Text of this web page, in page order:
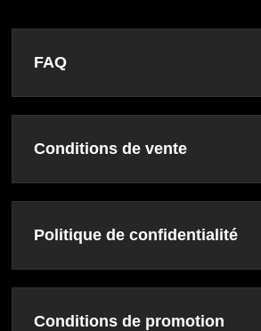
FAQ
Conditions de vente
Politique de confidentialité
Conditions de promotion